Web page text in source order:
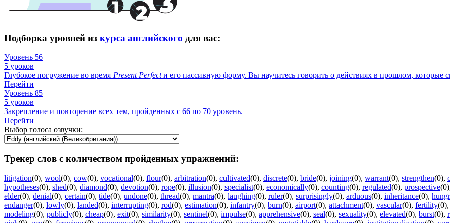
Подборка уровней из курса английского для вас:
Уровень 56
5 уроков
Глубокое погружение во время Present Perfectи его пассивную форму. Вы научитесь говорить о действиях в прошлом, которые
Перейти
Уровень 85
5 уроков
Закрепление и повторение всех тем, пройденных с 66 по 70 уровень.
Перейти
Выбор голоса озвучки:
Трекер слов с количеством пройденных упражнений:
litigation(0), wool(0), cow(0), vocational(0), flour(0), arbitration(0), cultivated(0), discrete(0), bride(0), joining(0), warrant(0), strengthen(0),
hypotheses(0), shed(0), diamond(0), devotion(0), rope(0), illusion(0), specialist(0), economically(0), counting(0), regulated(0), prospective(0)
elder(0), denial(0), certain(0), tide(0), undone(0), thread(0), mantra(0), laughing(0), ruler(0), surprisingly(0), arduous(0), inheritance(0),
endanger(0), lowly(0), landed(0), interrupting(0), rod(0), estimation(0), infantry(0), burn(0), airport(0), attachment(0), vascular(0), fertility(0)
modeling(0), publicly(0), cheap(0), exit(0), similarity(0), sentinel(0), impulse(0), apprehensive(0), seal(0), sexuality(0), elevated(0), burst(0),